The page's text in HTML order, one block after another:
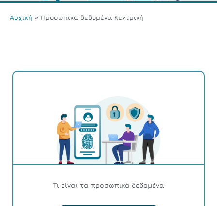
Αρχική » Προσωπικά δεδομένα Κεντρική
Τι είναι τα προσωπικά δεδομένα